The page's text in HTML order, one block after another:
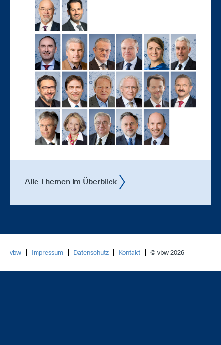
Alle Themen im Überblick
vbw Impressum Datenschutz Kontakt © vbw 2026